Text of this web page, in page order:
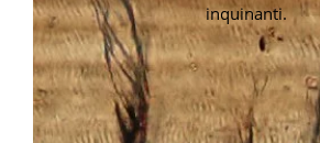
inquinanti.